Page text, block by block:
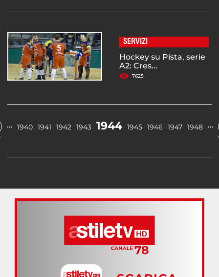
SERVIZI
Hockey su Pista, serie
A2: Cres...
7625
… 1940 1941 1942 1943 1944 1945 1946 1947 1948 …